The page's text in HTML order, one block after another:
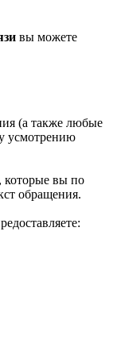
вы можете
(а также любые
усмотрению
которые вы по
обращения.